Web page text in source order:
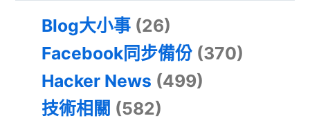
Blog大小事 (26)
Facebook同步備份 (370)
Hacker News (499)
技術相關 (582)